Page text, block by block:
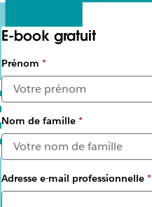
E-book gratuit
Prénom *
Nom de famille*
Adresse e-mail professionnelle*